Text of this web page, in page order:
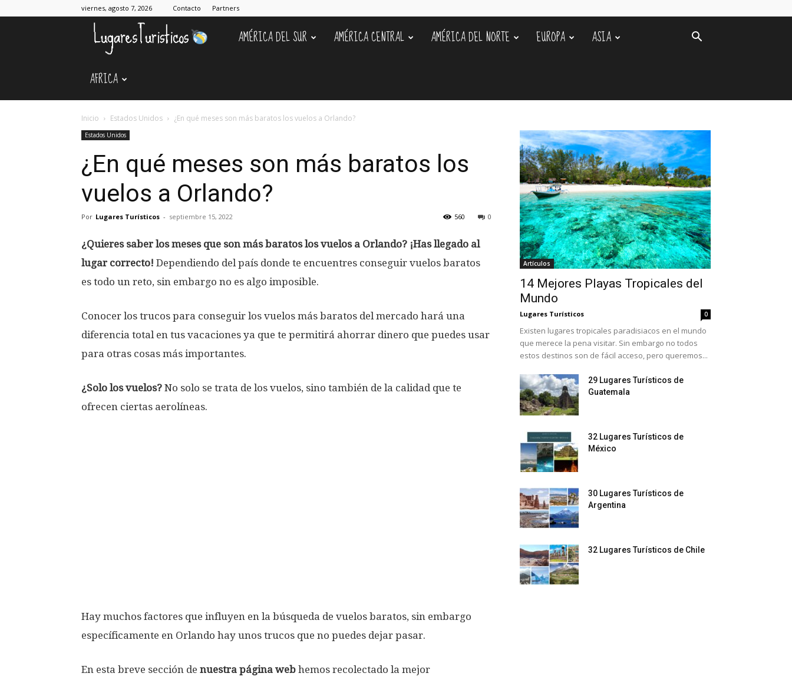
viernes, agosto 7, 2026 Contacto Partners
Lugares
AMÉRICA DEL SUR AMÉRICA CENTRAL AMÉRICA DEL NORTE EUROPA
ASIA
AFRICA
Inicio Estados Unidos ¿En qué meses son más baratos los vuelos a Orlando?
Estados Unidos
¿En qué meses son más baratos los
vuelos a Orlando?
Por Lugares Turísticos - septiembre 15, 2022 0
560
¿Quieres saber los meses que son más baratos los vuelos a Orlando? ¡Has llegado al
lugar correcto! Dependiendo del país donde te encuentres conseguir vuelos baratos
es todo un reto, sin embargo no es algo imposible.
Conocer los trucos para conseguir los vuelos más baratos del mercado hará una
diferencia total en tus vacaciones ya que te permitirá ahorrar dinero que puedes usar
para otras cosas más importantes.
¿Solo los vuelos? No solo se trata de los vuelos, sino también de la calidad que te
ofrecen ciertas aerolíneas.
Hay muchos factores que influyen en la búsqueda de vuelos baratos, sin embargo
específicamente en Orlando hay unos trucos que no puedes dejar pasar.
En esta breve sección de nuestra página web hemos recolectado la mejor
Artículos
14 Mejores Playas Tropicales del
Mundo
Lugares Turísticos 0
Existen lugares tropicales paradisiacos en el mundo
que merece la pena visitar. Sin embargo no todos
estos destinos son de fácil acceso, pero queremos...
29 Lugares Turísticos de
Guatemala
32 Lugares Turísticos de
México
30 Lugares Turísticos de
Argentina
32 Lugares Turísticos de Chile